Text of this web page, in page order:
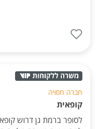
חברה חסויה
קופאית
לסופר ברמת גן דרוש